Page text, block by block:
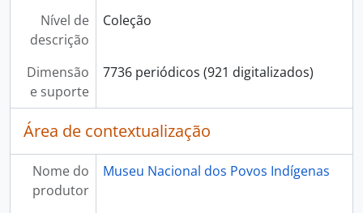
Nível de
descrição
Coleção
Dimensão
e suporte
7736 periódicos (921 digitalizados)
Área de contextualização
Nome do
produtor
Museu Nacional dos Povos Indígenas